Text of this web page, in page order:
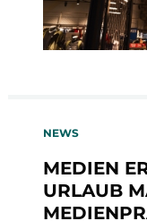
NEWS
MEDIEN
URLAUB